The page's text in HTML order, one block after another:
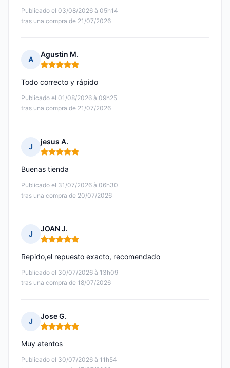
Publicado el 03/08/2026 à 05h14
tras una compra de 21/07/2026
A
Agustin M.
Nota: 5 de 5
Publicado el 01/08/2026 à 09h25
tras una compra de 21/07/2026
Todo correcto y rápido
J
jesus A.
Nota: 5 de 5
Publicado el 31/07/2026 à 06h30
tras una compra de 20/07/2026
Buenas tienda
J
JOAN J.
Nota: 5 de 5
Publicado el 30/07/2026 à 13h09
tras una compra de 18/07/2026
Repido,el repuesto exacto, recomendado
J
Jose G.
Nota: 5 de 5
Publicado el 30/07/2026 à 11h54
Muy atentos